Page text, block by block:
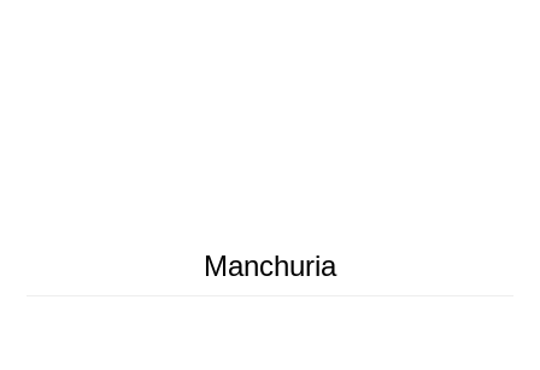
Manchuria